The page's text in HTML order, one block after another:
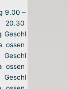
9.00 –
20.30
Geschl
ossen
Geschl
ossen
Geschl